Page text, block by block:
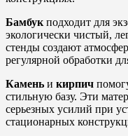
Бамбук подходит для
экологически чистый,
стенды создают
регулярной обработки
Камень и кирпич
стильную базу. Эти
серьезных усилий при
стационарных